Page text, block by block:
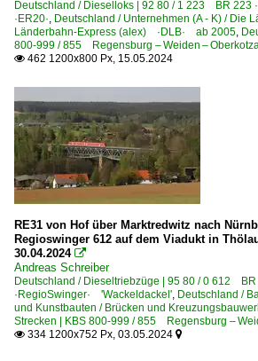
Deutschland / Dieselloks | 92 80 / 1 223 BR 223
·ER20·, Deutschland / Unternehmen (A - K) / Die
Länderbahn-Express (alex) ·DLB· ab 2005,
800-999 / 855 Regensburg – Weiden –
 462 1200x800 Px, 15.05.2024
RE31 von Hof über Marktredwitz nach
Regioswinger 612 auf dem Viadukt in
30.04.2024 
Andreas Schreiber
Deutschland / Dieseltriebzüge | 95 80 / 0 612
·RegioSwinger· 'Wackeldackel', Deutschland /
und Kunstbauten / Brücken und
Strecken | KBS 800-999 / 855 Regensburg –
 334 1200x752 Px, 03.05.2024 